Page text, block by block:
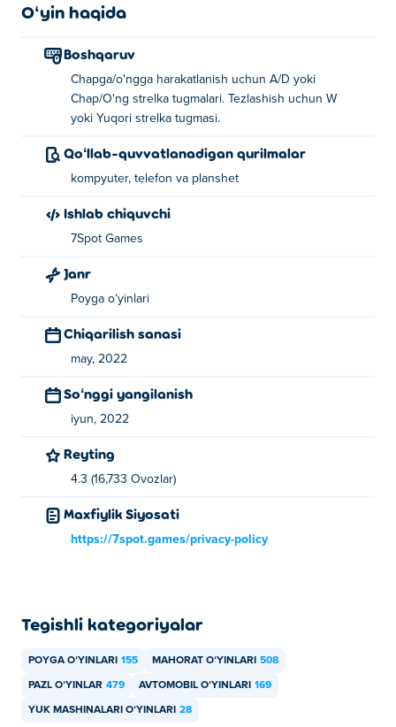
Oʻyin haqida
Boshqaruv
Chapga/o'ngga harakatlanish uchun A/D yoki
Chap/O'ng strelka tugmalari. Tezlashish uchun W
yoki Yuqori strelka tugmasi.
Qoʻllab-quvvatlanadigan qurilmalar
kompyuter, telefon va planshet
Ishlab chiquvchi
7Spot Games
Janr
Poyga oʻyinlari
Chiqarilish sanasi
may, 2022
Soʻnggi yangilanish
iyun, 2022
Reyting
4.3 (16,733 Ovozlar)
Maxfiylik Siyosati
https://7spot.games/privacy-policy
Tegishli kategoriyalar
POYGA OʻYINLARI 155 MAHORAT OʻYINLARI 508
PAZL OʻYINLAR 479 AVTOMOBIL OʻYINLARI 169
YUK MASHINALARI OʻYINLARI 28